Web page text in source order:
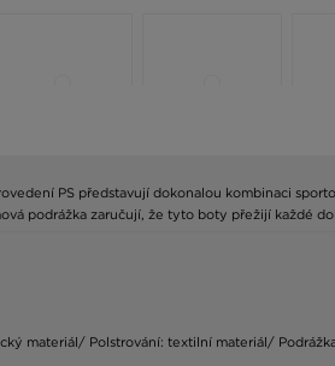
PS představují dokonalou kombinaci
podrážka zaručují, že tyto boty přežijí každé
materiál/ Polstrování: textilní materiál/